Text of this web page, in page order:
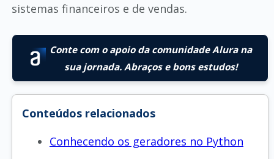
sistemas financeiros e de vendas.
Conte com o apoio da comunidade Alura na
sua jornada. Abraços e bons estudos!
Conteúdos relacionados
Conhecendo os geradores no Python